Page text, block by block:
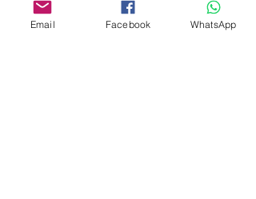
Email Facebook WhatsApp